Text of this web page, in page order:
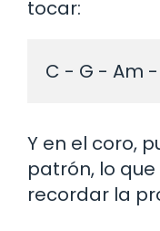
tocar:
Y en el coro,
patrón, lo
recordar la